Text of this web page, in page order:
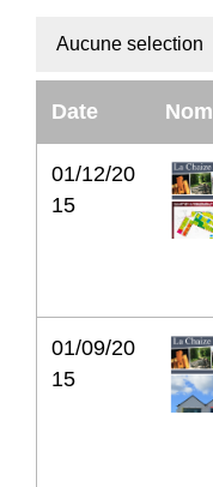
Aucune selection
Date Nom
01/12/20
15
01/09/20
15